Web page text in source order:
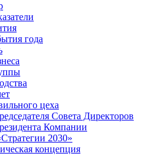
года
цеха
Совета Директоров
Компании
2030»
концепция